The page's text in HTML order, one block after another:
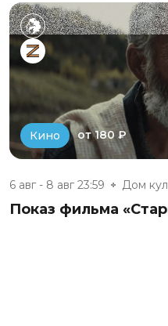
Кино от 180 ₽
6 авг - 8 авг 23:59 Дом
Показ фильма